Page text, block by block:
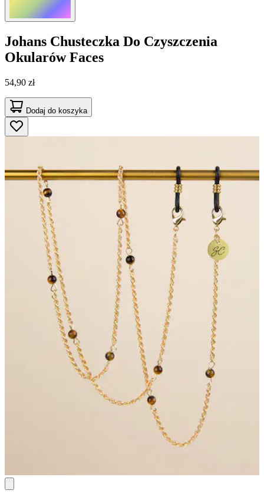
Johans Chusteczka Do Czyszczenia
Okularów Faces
54,90 zł
Dodaj do koszyka